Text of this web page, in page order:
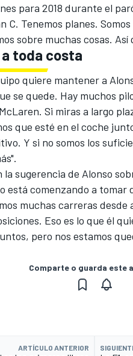
para 2018 durante el
C. Tenemos planes.
sobre muchas cosas. Así
toda costa
quiere mantener a
se quede. Hay muchos
Si miras a largo
que esté en el coche
Y si no somos los
la sugerencia de Alonso
está comenzando a tomar
muchas carreras
Eso es lo que él
pero nos estamos
Comparte o guarda este
ARTÍCULO ANTERIOR